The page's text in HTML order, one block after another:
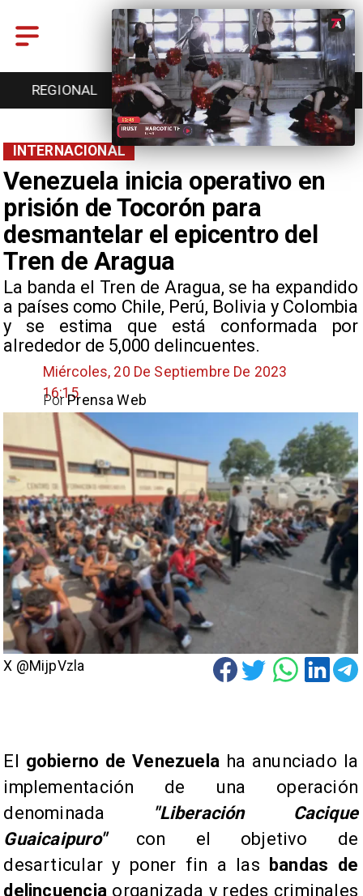
ENTRETENCIÓN DEPORTES CULTURA
Venezuela inicia operativo en
prisión de Tocorón para
desmantelar el epicentro del
Tren de Aragua
​La banda el Tren de Aragua, se ha expandido
a países como Chile, Perú, Bolivia y Colombia
y se estima que está conformada por
alrededor de 5,000 delincuentes.
INTERNACIONAL
Miércoles, 20 De Septiembre De 2023
16:15Prensa Web
Por
X @MijpVzla
El gobierno de Venezuela ha anunciado la
implementación de una operación
denominada
"Liberación Cacique
Guaicaipuro" con el objetivo de
desarticular y poner fin a las
bandas de
delincuencia organizada y redes criminales